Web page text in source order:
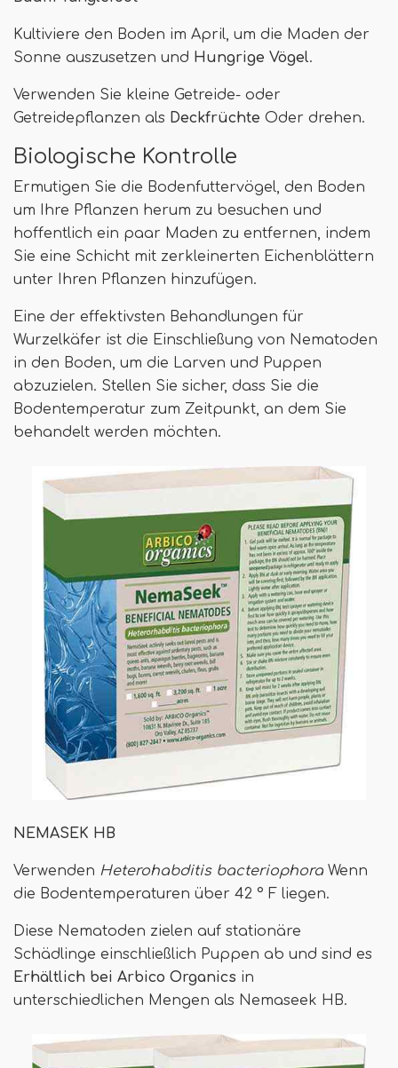
Kultiviere den Boden im April, um die Maden der
Sonne auszusetzen und Hungrige Vögel.
Verwenden Sie kleine Getreide- oder
Getreidepflanzen als Deckfrüchte Oder drehen.
Biologische Kontrolle
Ermutigen Sie die Bodenfuttervögel, den Boden
um Ihre Pflanzen herum zu besuchen und
hoffentlich ein paar Maden zu entfernen, indem
Sie eine Schicht mit zerkleinerten Eichenblättern
unter Ihren Pflanzen hinzufügen.
Eine der effektivsten Behandlungen für
Wurzelkäfer ist die Einschließung von Nematoden
in den Boden, um die Larven und Puppen
abzuzielen. Stellen Sie sicher, dass Sie die
Bodentemperatur zum Zeitpunkt, an dem Sie
behandelt werden möchten.
NEMASEK HB
Verwenden Heterohabditis bacteriophora Wenn
die Bodentemperaturen über 42 ° F liegen.
Diese Nematoden zielen auf stationäre
Schädlinge einschließlich Puppen ab und sind es
Erhältlich bei Arbico Organics in
unterschiedlichen Mengen als Nemaseek HB.